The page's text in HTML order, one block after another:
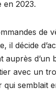
en 2023.
de
il décide
auprès d’un
avec un
qui semblait